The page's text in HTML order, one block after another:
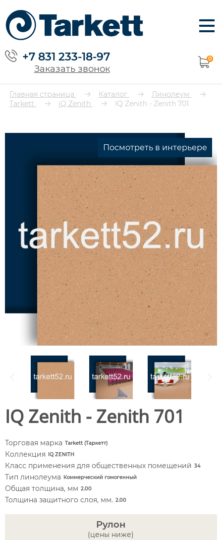
+7 831 233-18-97
Заказать звонок
0
Главная страница Каталог
Линолеум
Tarkett
iQ Zenith IQ Zenith - Zenith 701
Посмотреть в интерьере
IQ Zenith - Zenith 701
Торговая марка Tarkett (Таркетт)
Коллекция IQ ZENITH
Класс применения для общественных помещений 34
Тип линолеума Коммерческий гомогенный
Общая толщина, мм 2.00
Толщина защитного слоя, мм. 2.00
Рулон
(цены ниже)